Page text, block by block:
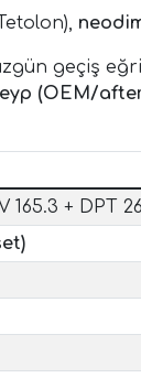
geçiş
(OEM/
165.3 + DPT